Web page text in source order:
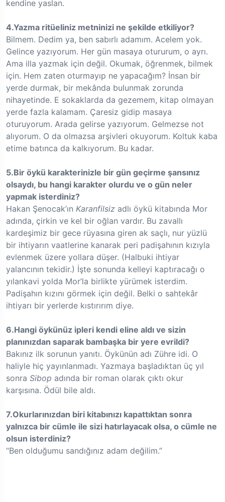
kendine yaslan.
4.Yazma ritüeliniz metninizi ne şekilde etkiliyor?
Bilmem. Dedim ya, ben sabırlı adamım. Acelem yok.
Gelince yazıyorum. Her gün masaya otururum, o ayrı.
Ama illa yazmak için değil. Okumak, öğrenmek, bilmek
için. Hem zaten oturmayıp ne yapacağım? İnsan bir
yerde durmak, bir mekânda bulunmak zorunda
nihayetinde. E sokaklarda da gezemem, kitap olmayan
yerde fazla kalamam. Çaresiz gidip masaya
oturuyorum. Arada gelirse yazıyorum. Gelmezse not
alıyorum. O da olmazsa arşivleri okuyorum. Koltuk kaba
etime batınca da kalkıyorum. Bu kadar.
5.Bir öykü karakterinizle bir gün geçirme şansınız
olsaydı, bu hangi karakter olurdu ve o gün neler
yapmak isterdiniz?
Hakan Şenocak’ın Karanfilsiz adlı öykü kitabında Mor
adında, çirkin ve kel bir oğlan vardır. Bu zavallı
kardeşimiz bir gece rüyasına giren ak saçlı, nur yüzlü
bir ihtiyarın vaatlerine kanarak peri padişahının kızıyla
evlenmek üzere yollara düşer. (Halbuki ihtiyar
yalancının tekidir.) İşte sonunda kelleyi kaptıracağı o
yılankavi yolda Mor’la birlikte yürümek isterdim.
Padişahın kızını görmek için değil. Belki o sahtekâr
ihtiyarı bir yerlerde kıstırırım diye.
6.Hangi öykünüz ipleri kendi eline aldı ve sizin
planınızdan saparak bambaşka bir yere evrildi?
Bakınız ilk sorunun yanıtı. Öykünün adı Zühre idi. O
haliyle hiç yayınlanmadı. Yazmaya başladıktan üç yıl
sonra Sibop adında bir roman olarak çıktı okur
karşısına. Ödül bile aldı.
7.Okurlarınızdan biri kitabınızı kapattıktan sonra
yalnızca bir cümle ile sizi hatırlayacak olsa, o cümle ne
olsun isterdiniz?
“Ben olduğumu sandığınız adam değilim.”